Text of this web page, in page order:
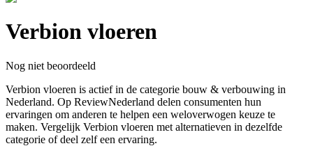
Verbion vloeren
Nog niet beoordeeld
Verbion vloeren is actief in de categorie bouw & verbouwing in
Nederland. Op ReviewNederland delen consumenten hun
ervaringen om anderen te helpen een weloverwogen keuze te
maken. Vergelijk Verbion vloeren met alternatieven in dezelfde
categorie of deel zelf een ervaring.